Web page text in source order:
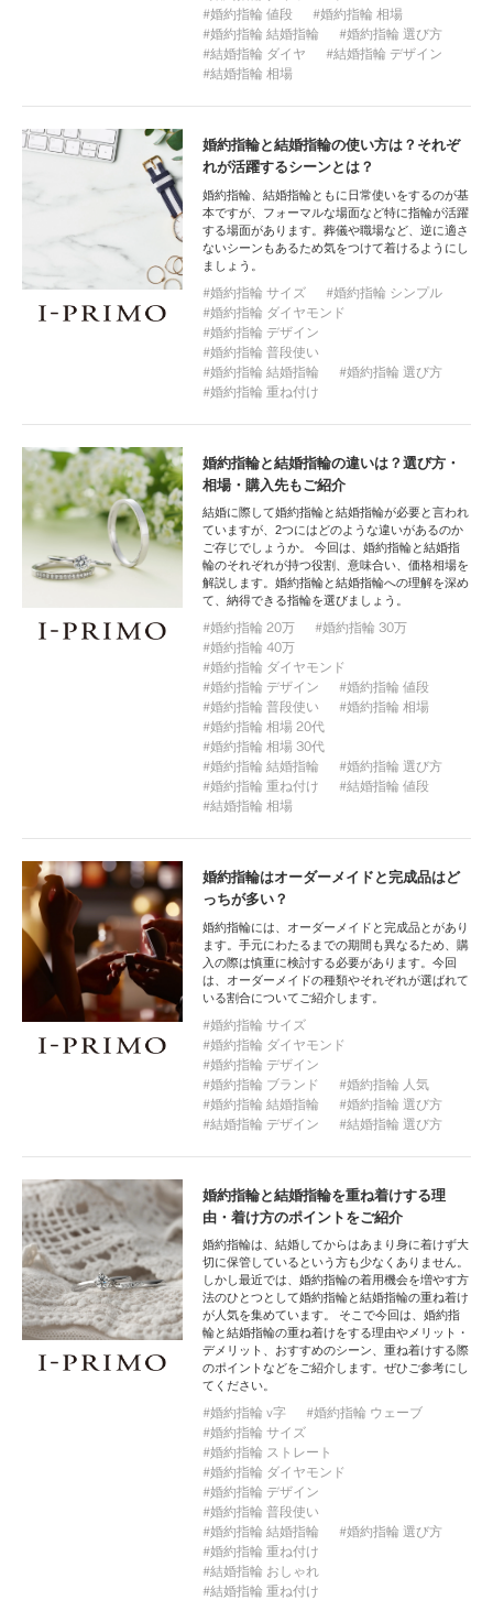
婚約指輪 値段
婚約指輪 相場
婚約指輪 結婚指輪
婚約指輪 選び方
結婚指輪 ダイヤ
結婚指輪 デザイン
結婚指輪 相場
婚約指輪と結婚指輪の使い方は？それぞ
れが活躍するシーンとは？
婚約指輪、結婚指輪ともに日常使いをするのが基
本ですが、フォーマルな場面など特に指輪が活躍
する場面があります。葬儀や職場など、逆に適さ
ないシーンもあるため気をつけて着けるようにし
ましょう。
婚約指輪 サイズ
婚約指輪 シンプル
婚約指輪 ダイヤモンド
婚約指輪 デザイン
婚約指輪 普段使い
婚約指輪 結婚指輪
婚約指輪 選び方
婚約指輪 重ね付け
婚約指輪と結婚指輪の違いは？選び方・
相場・購入先もご紹介
結婚に際して婚約指輪と結婚指輪が必要と言われ
ていますが、2つにはどのような違いがあるのか
ご存じでしょうか。 今回は、婚約指輪と結婚指
輪のそれぞれが持つ役割、意味合い、価格相場を
解説します。婚約指輪と結婚指輪への理解を深め
て、納得できる指輪を選びましょう。
婚約指輪 20万
婚約指輪 30万
婚約指輪 40万
婚約指輪 ダイヤモンド
婚約指輪 デザイン
婚約指輪 値段
婚約指輪 普段使い
婚約指輪 相場
婚約指輪 相場 20代
婚約指輪 相場 30代
婚約指輪 結婚指輪
婚約指輪 選び方
婚約指輪 重ね付け
結婚指輪 値段
結婚指輪 相場
婚約指輪はオーダーメイドと完成品はど
っちが多い？
婚約指輪には、オーダーメイドと完成品とがあり
ます。手元にわたるまでの期間も異なるため、購
入の際は慎重に検討する必要があります。今回
は、オーダーメイドの種類やそれぞれが選ばれて
いる割合についてご紹介します。
婚約指輪 サイズ
婚約指輪 ダイヤモンド
婚約指輪 デザイン
婚約指輪 ブランド
婚約指輪 人気
婚約指輪 結婚指輪
婚約指輪 選び方
結婚指輪 デザイン
結婚指輪 選び方
婚約指輪と結婚指輪を重ね着けする理
由・着け方のポイントをご紹介
婚約指輪は、結婚してからはあまり身に着けず大
切に保管しているという方も少なくありません。
しかし最近では、婚約指輪の着用機会を増やす方
法のひとつとして婚約指輪と結婚指輪の重ね着け
が人気を集めています。 そこで今回は、婚約指
輪と結婚指輪の重ね着けをする理由やメリット・
デメリット、おすすめのシーン、重ね着けする際
のポイントなどをご紹介します。ぜひご参考にし
てください。
婚約指輪 v字
婚約指輪 ウェーブ
婚約指輪 サイズ
婚約指輪 ストレート
婚約指輪 ダイヤモンド
婚約指輪 デザイン
婚約指輪 普段使い
婚約指輪 結婚指輪
婚約指輪 選び方
婚約指輪 重ね付け
結婚指輪 おしゃれ
結婚指輪 重ね付け